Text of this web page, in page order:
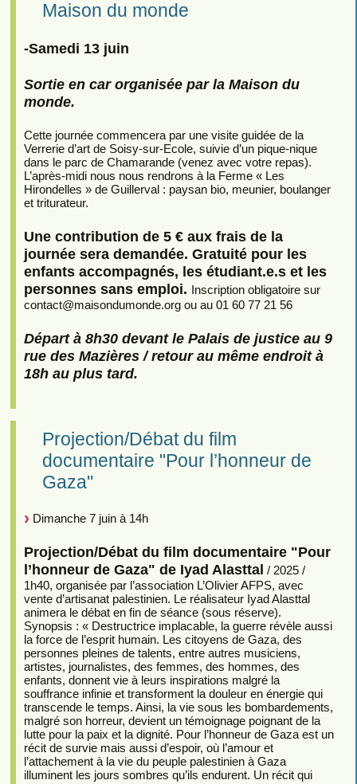
Maison du monde
-Samedi 13 juin
Sortie en car organisée par la Maison du
monde.
Cette journée commencera par une visite guidée de la
Verrerie d’art de Soisy-sur-Ecole, suivie d’un pique-nique
dans le parc de Chamarande (venez avec votre repas).
L’après-midi nous nous rendrons à la Ferme « Les
Hirondelles » de Guillerval : paysan bio, meunier, boulanger
et triturateur.
Une contribution de 5 € aux frais de la
journée sera demandée. Gratuité pour les
enfants accompagnés, les étudiant.e.s et les
personnes sans emploi. Inscription obligatoire sur
contact@maisondumonde.org ou au 01 60 77 21 56
Départ à 8h30 devant le Palais de justice au 9
rue des Mazières / retour au même endroit à
18h au plus tard.
Projection/Débat du film
documentaire "Pour l’honneur de
Gaza"
Dimanche 7 juin à 14h
Projection/Débat du film documentaire "Pour
l’honneur de Gaza" de Iyad Alasttal / 2025 /
1h40, organisée par l’association L’Olivier AFPS, avec
vente d’artisanat palestinien. Le réalisateur Iyad Alasttal
animera le débat en fin de séance (sous réserve).
Synopsis : « Destructrice implacable, la guerre révèle aussi
la force de l’esprit humain. Les citoyens de Gaza, des
personnes pleines de talents, entre autres musiciens,
artistes, journalistes, des femmes, des hommes, des
enfants, donnent vie à leurs inspirations malgré la
souffrance infinie et transforment la douleur en énergie qui
transcende le temps. Ainsi, la vie sous les bombardements,
malgré son horreur, devient un témoignage poignant de la
lutte pour la paix et la dignité. Pour l’honneur de Gaza est un
récit de survie mais aussi d’espoir, où l’amour et
l’attachement à la vie du peuple palestinien à Gaza
illuminent les jours sombres qu’ils endurent. Un récit qui